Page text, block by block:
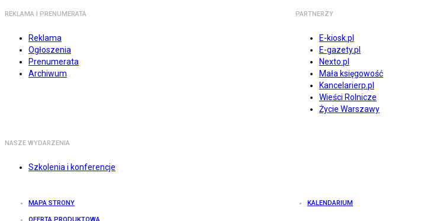
REKLAMA I PRENUMERATA
Reklama
Ogłoszenia
Prenumerata
Archiwum
PARTNERZY
E-kiosk.pl
E-gazety.pl
Nexto.pl
Mała księgowość
Kancelarierp.pl
Wieści Rolnicze
Życie Warszawy
NASZE WYDARZENIA
Szkolenia i konferencje
MAPA STRONY KALENDARIUM